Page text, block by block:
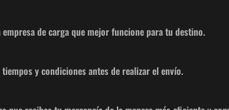
de carga que mejor funcione para tu destino.
y condiciones antes de realizar el envío.